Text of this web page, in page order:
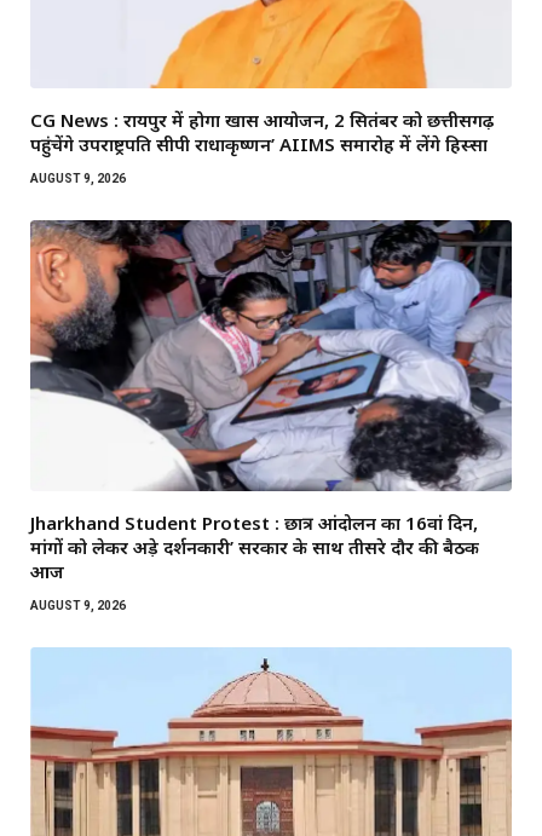
CG News : रायपुर में होगा खास आयोजन, 2 सितंबर को छत्तीसगढ़
पहुंचेंगे उपराष्ट्रपति सीपी राधाकृष्णन’ AIIMS समारोह में लेंगे हिस्सा
AUGUST 9, 2026
Jharkhand Student Protest : छात्र आंदोलन का 16वां दिन,
मांगों को लेकर अड़े प्रदर्शनकारी’ सरकार के साथ तीसरे दौर की बैठक
आज
AUGUST 9, 2026